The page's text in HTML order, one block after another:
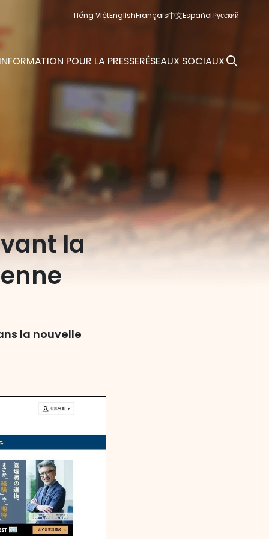
Tiếng ViệtEnglishFrançais中文EspañolРусский
POUR LA PRESSERÉSEAUX SOCIAUX
la
la nouvelle